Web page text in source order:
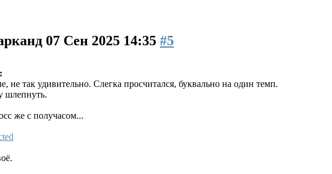
07 Сен 2025 14:35 #5
не так удивительно. Слегка просчитался, буквально на один темп.
шлепнуть.
же с получасом...